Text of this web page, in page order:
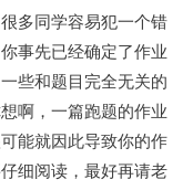
多同学容易犯一个错
事先已经确定了作业
些和题目完全无关的
啊，一篇跑题的作业
能就因此导致你的作
细阅读，最好再请老